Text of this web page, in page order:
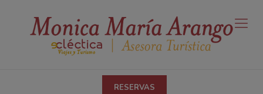
RESERVAS